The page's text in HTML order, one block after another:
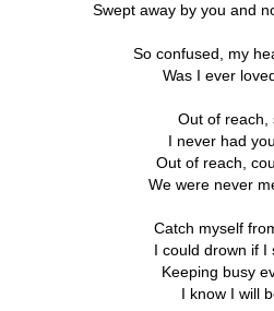
Swept away by you and
So confused, my
Was I ever
Out of reach,
I never had
Out of reach,
We were never
Catch myself
I could drown if I
Keeping busy
I know I will